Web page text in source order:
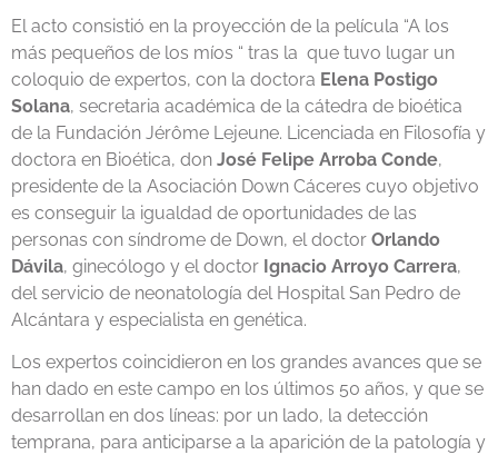
El acto consistió en la proyección de la película “A los
más pequeños de los míos “ tras la que tuvo lugar un
coloquio de expertos, con la doctora Elena Postigo
Solana, secretaria académica de la cátedra de bioética
de la Fundación Jérôme Lejeune. Licenciada en Filosofía y
doctora en Bioética, don José Felipe Arroba Conde,
presidente de la Asociación Down Cáceres cuyo objetivo
es conseguir la igualdad de oportunidades de las
personas con síndrome de Down, el doctor Orlando
Dávila, ginecólogo y el doctor Ignacio Arroyo Carrera,
del servicio de neonatología del Hospital San Pedro de
Alcántara y especialista en genética.
Los expertos coincidieron en los grandes avances que se
han dado en este campo en los últimos 50 años, y que se
desarrollan en dos líneas: por un lado, la detección
temprana, para anticiparse a la aparición de la patología y